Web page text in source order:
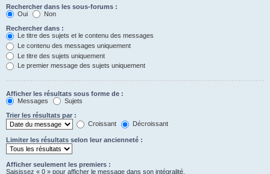
Rechercher dans les sous-forums :
Oui
Non
Rechercher dans :
Le titre des sujets et le contenu des messages
Le contenu des messages uniquement
Le titre des sujets uniquement
Le premier message des sujets uniquement
Afficher les résultats sous forme de :
Messages
Sujets
Trier les résultats par :
Croissant
Décroissant
Limiter les résultats selon leur ancienneté :
Afficher seulement les premiers :
Saisissez « 0 » pour afficher le message dans son intégralité.